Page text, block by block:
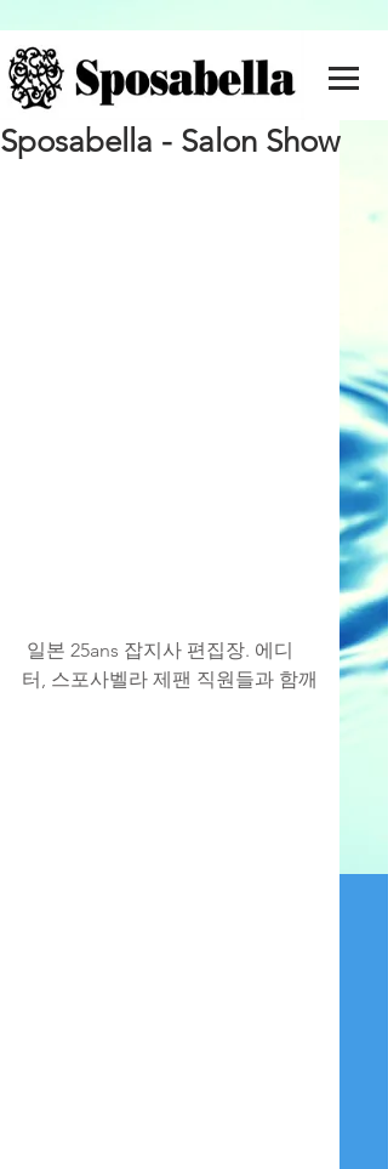
Sposabella - Salon Show
터, 스포사벨라 제팬 직원들과 함깨